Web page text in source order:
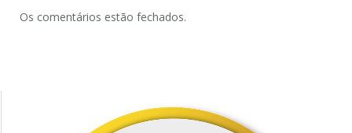
Os comentários estão fechados.